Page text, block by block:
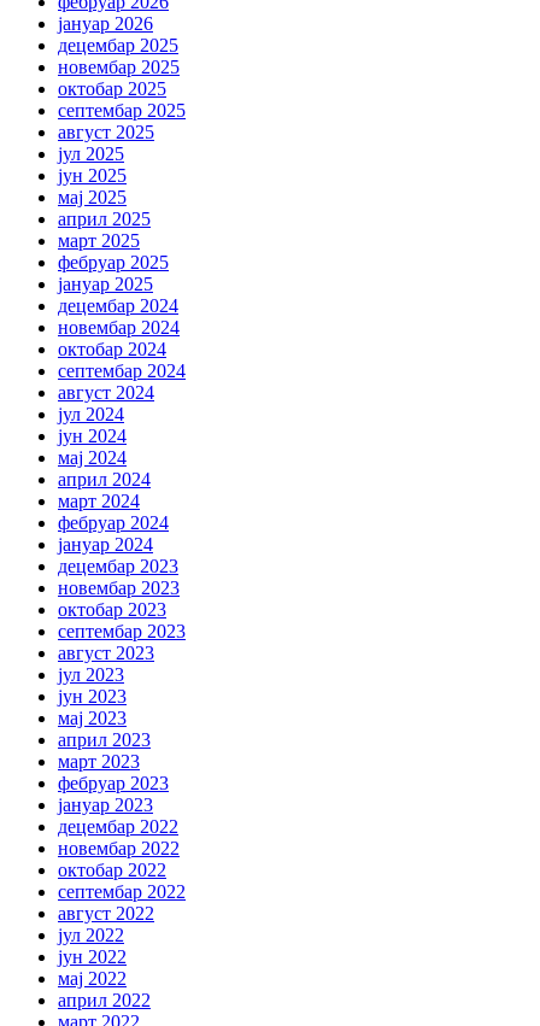
јануар 2026
децембар 2025
новембар 2025
октобар 2025
септембар 2025
август 2025
јул 2025
јун 2025
мај 2025
април 2025
март 2025
фебруар 2025
јануар 2025
децембар 2024
новембар 2024
октобар 2024
септембар 2024
август 2024
јул 2024
јун 2024
мај 2024
април 2024
март 2024
фебруар 2024
јануар 2024
децембар 2023
новембар 2023
октобар 2023
септембар 2023
август 2023
јул 2023
јун 2023
мај 2023
април 2023
март 2023
фебруар 2023
јануар 2023
децембар 2022
новембар 2022
октобар 2022
септембар 2022
август 2022
јул 2022
јун 2022
мај 2022
април 2022
март 2022